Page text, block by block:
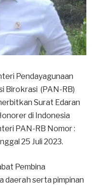
Pendayagunaan
Birokrasi (PAN-RB)
Surat Edaran
di Indonesia
PAN-RB Nomor :
25 Juli 2023.
Pembina
daerah serta pimpinan